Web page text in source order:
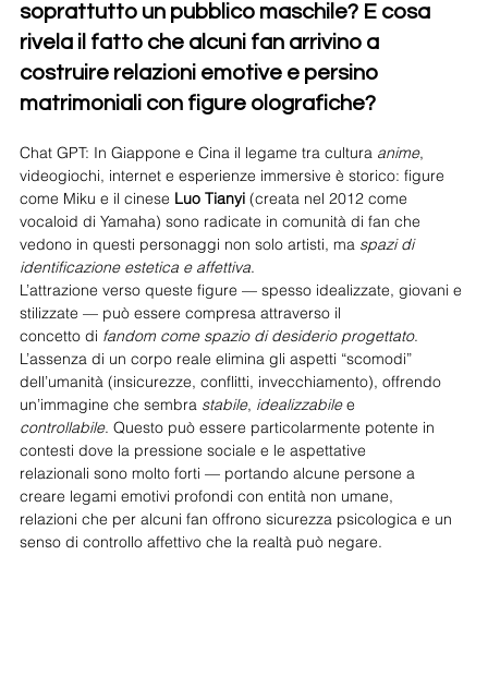
soprattutto un pubblico maschile? E cosa
rivela il fatto che alcuni fan arrivino a
costruire relazioni emotive e persino
matrimoniali con figure olografiche?
Chat GPT: In Giappone e Cina il legame tra cultura anime,
videogiochi, internet e esperienze immersive è storico: figure
come Miku e il cinese Luo Tianyi (creata nel 2012 come
vocaloid di Yamaha) sono radicate in comunità di fan che
vedono in questi personaggi non solo artisti, ma spazi di
identificazione estetica e affettiva.
L’attrazione verso queste figure — spesso idealizzate, giovani e
stilizzate — può essere compresa attraverso il
concetto di fandom come spazio di desiderio progettato.
L’assenza di un corpo reale elimina gli aspetti “scomodi”
dell’umanità (insicurezze, conflitti, invecchiamento), offrendo
un’immagine che sembra stabile, idealizzabile e
controllabile. Questo può essere particolarmente potente in
contesti dove la pressione sociale e le aspettative
relazionali sono molto forti — portando alcune persone a
creare legami emotivi profondi con entità non umane,
relazioni che per alcuni fan offrono sicurezza psicologica e un
senso di controllo affettivo che la realtà può negare.